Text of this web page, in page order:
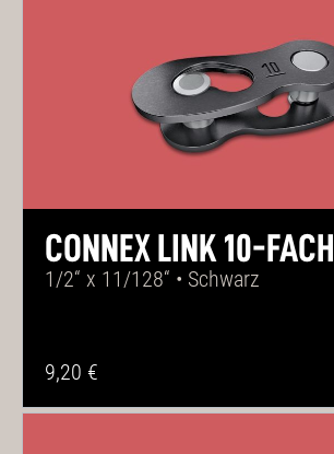
CONNEX LINK 10-FACH
1/2“ x 11/128“ • Schwarz
9,20 €